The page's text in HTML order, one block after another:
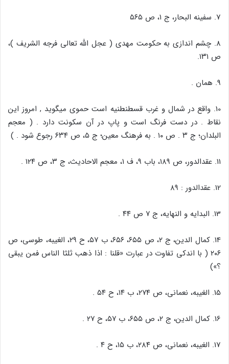
7. سفینه البحار، ج ۱، ص ۵۶۵
8. چشم اندازی به حکومت مهدی ( عجل الله تعالی فرجه الشریف )،
ص ۱۳۱.
9. همان .
10. واقع در شمال و غرب قسطنطنیه است حموی میگوید , امروز این
نقاط . در دست فرنگ است و پاپ در آن سکونت دارد . ( معجم
البلدان؛ ج ۳ . ص ۱۰ . به فرهنگ معین؛ ج ۵، ص ۶۳۴ رجوع شود . )
11. عقدالدور، ص ۱۸۹، باب ۹، ف ۱، معجم الاحادیث، ج ۳، ص ۱۲۴ .
12. عقدالدور : ۸۹
13. البدایه و النهایه، ج ۷ ص ۴۴ .
14. کمال الدین، ج ۲، ص ۶۵۵، ۶۵۶، ب ۵۷، ح ۲۹، الغیبه، طوسی، ص
۲۰۶ ( با اندکی تفاوت در عبارت «قلنا : اذا ذهب ثلثا الناس فمن یبقی
؟»)
15. الغیبه، نعمانی، ص ۲۷۴، ب ۱۴، ح ۵۴ .
16. کمال الدین، ج ۲، ص ۶۵۵، ب ۵۷، ح ۲۷ .
17. الغیبه، نعمانی، ص ۲۸۴، ب ۱۵، ح ۴ .